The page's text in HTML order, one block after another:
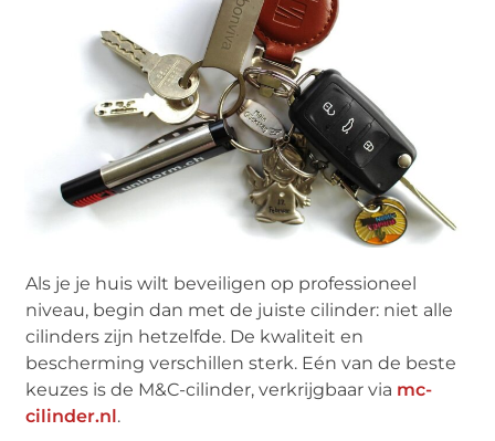
Als je je huis wilt beveiligen op professioneel
niveau, begin dan met de juiste cilinder: niet alle
cilinders zijn hetzelfde. De kwaliteit en
bescherming verschillen sterk. Eén van de beste
keuzes is de M&C-cilinder, verkrijgbaar via mc-
cilinder.nl.